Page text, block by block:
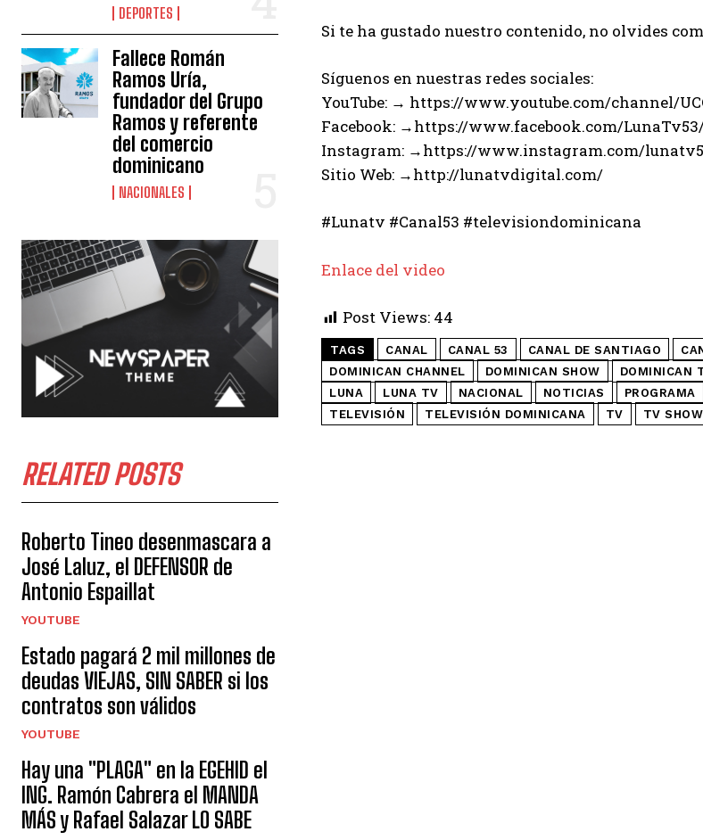
DEPORTES
Fallece Román
Ramos Uría,
fundador del Grupo
Ramos y referente
del comercio
dominicano
NACIONALES
RELATED POSTS
Roberto Tineo desenmascara a
José Laluz, el DEFENSOR de
Antonio Espaillat
YOUTUBE
Estado pagará 2 mil millones de
deudas VIEJAS, SIN SABER si los
contratos son válidos
YOUTUBE
Hay una "PLAGA" en la EGEHID el
ING. Ramón Cabrera el MANDA
MÁS y Rafael Salazar LO SABE
Si te ha gustado nuestro contenido, no olvides
Síguenos en nuestras redes sociales:
YouTube: → https://www.youtube.com/channel/
Facebook: →https://www.facebook.com/
Instagram: →https://www.instagram.com/
Sitio Web: →http://lunatvdigital.com/
#Lunatv #Canal53 #televisiondominicana
Enlace del video
Post Views: 44
TAGS CANAL CANAL 53 CANAL DE SANTIAGO
DOMINICAN CHANNEL
DOMINICAN SHOW DOMINICAN
LUNA
LUNA TV NACIONAL NOTICIAS PROGRAMA
TELEVISIÓN
TELEVISIÓN DOMINICANA TV TV SHOW